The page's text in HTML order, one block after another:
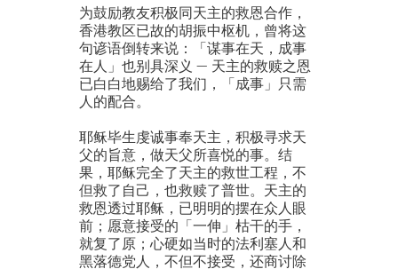
为鼓励教友积极同天主的救恩合作，
香港教区已故的胡振中枢机，曾将这
句谚语倒转来说：「谋事在天，成事
在人」也别具深义 — 天主的救赎之恩
已白白地赐给了我们，「成事」只需
人的配合。
耶稣毕生虔诚事奉天主，积极寻求天
父的旨意，做天父所喜悦的事。结
果，耶稣完全了天主的救世工程，不
但救了自己，也救赎了普世。天主的
救恩透过耶稣，已明明的摆在众人眼
前；愿意接受的「一伸」枯干的手，
就复了原；心硬如当时的法利塞人和
黑落德党人，不但不接受，还商讨除